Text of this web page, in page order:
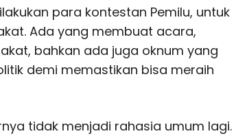
para kontestan Pemilu, untuk
Ada yang membuat acara,
bahkan ada juga oknum yang
demi memastikan bisa meraih
tidak menjadi rahasia umum lagi.